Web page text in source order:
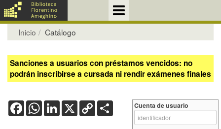
Inicio Catálogo
Sanciones a usuarios con préstamos vencidos: no
podrán inscribirse a cursada ni rendir exámenes finales
FacebookWhatsApp
LinkedIn
X Copy
Link
Cuenta de usuario